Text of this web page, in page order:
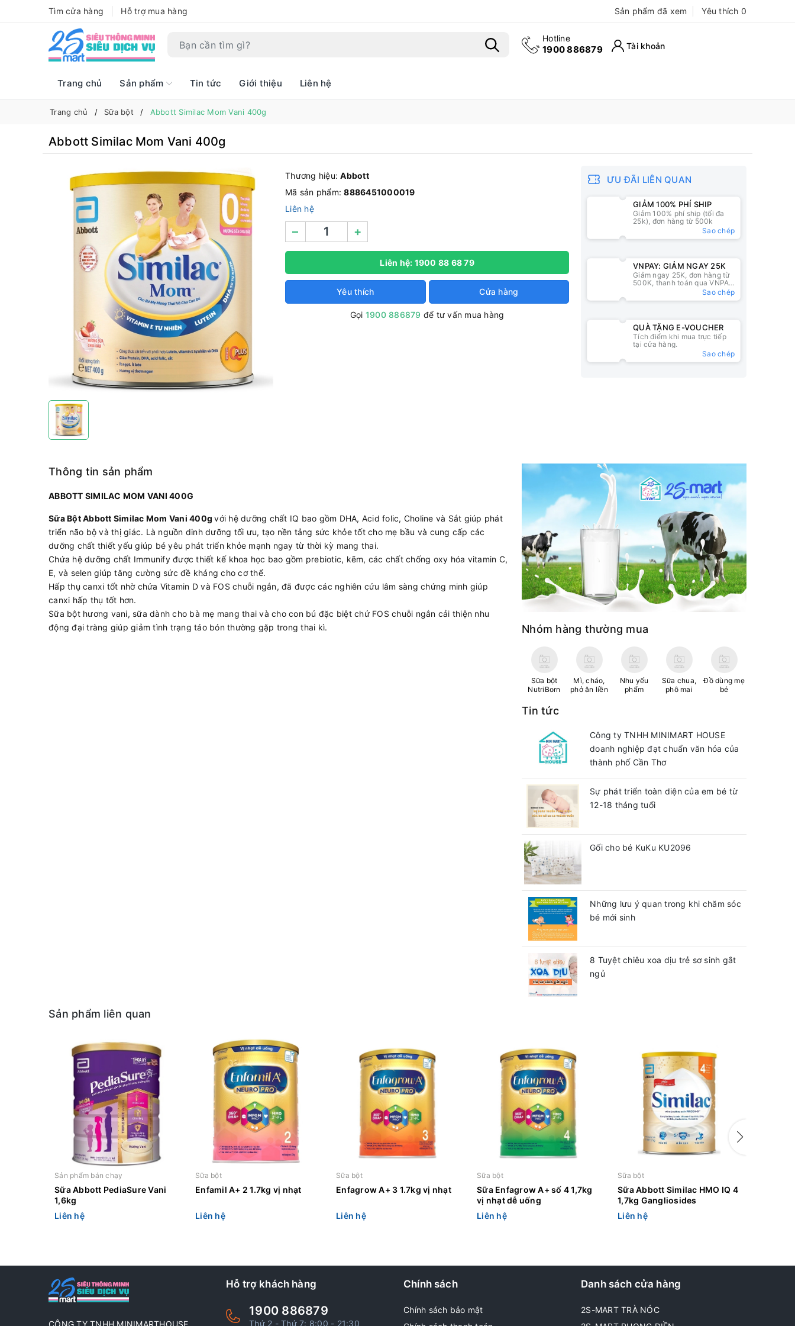
Tìm cửa hàng Hỗ trợ mua hàng Sản phẩm đã xem Yêu thích 0
Hotline
1900 886879 Tài khoản
Trang chủ Sản phẩm Tin tức Giới thiệu Liên hệ
Trang chủ Sữa bột Abbott Similac Mom Vani 400g
Abbott Similac Mom Vani 400g
Thương hiệu:Abbott
Mã sản phẩm:8886451000019
Liên hệ
– +
Liên hệ: 1900 88 68 79
Yêu thích Cửa hàng
Gọi 1900 886879 để tư vấn mua hàng
ƯU ĐÃI LIÊN QUAN
GIẢM 100% PHÍ SHIP
Giảm 100% phí ship (tối đa
25k), đơn hàng từ 500k
Sao chép
VNPAY: GIẢM NGAY 25K
Giảm ngay 25K, đơn hàng từ
500K, thanh toán qua VNPAY
Sao chép
QUÀ TẶNG E-VOUCHER
Tích điểm khi mua trực tiếp
tại cửa hàng.
Sao chép
Thông tin sản phẩm
ABBOTT SIMILAC MOM VANI 400G
Sữa Bột Abbott Similac Mom Vani 400gvới hệ dưỡng chất IQ bao gồm DHA, Acid folic, Choline và Sắt giúp phát
triển não bộ và thị giác. Là nguồn dinh dưỡng tối ưu, tạo nền tảng sức khỏe tốt cho mẹ bầu và cung cấp các
dưỡng chất thiết yếu giúp bé yêu phát triển khỏe mạnh ngay từ thời kỳ mang thai.
Chứa hệ dưỡng chất Immunify được thiết kế khoa học bao gồm prebiotic, kẽm, các chất chống oxy hóa vitamin C,
E, và selen giúp tăng cường sức đề kháng cho cơ thể.
Hấp thụ canxi tốt nhờ chứa Vitamin D và FOS chuỗi ngắn, đã được các nghiên cứu lâm sàng chứng minh giúp
canxi hấp thụ tốt hơn.
Sữa bột hương vani, sữa dành cho bà mẹ mang thai và cho con bú đặc biệt chứ FOS chuỗi ngắn cải thiện nhu
động đại tràng giúp giảm tình trạng táo bón thường gặp trong thai kì.
Nhóm hàng thường mua
Sữa bột
NutriBorn
Mì, cháo,
phở ăn liền
Nhu yếu
phẩm
Sữa chua,
phô mai
Đồ dùng mẹ
bé
Tin tức
Công ty TNHH MINIMART HOUSE
doanh nghiệp đạt chuẩn văn hóa của
thành phố Cần Thơ
Sự phát triển toàn diện của em bé từ
12-18 tháng tuổi
Gối cho bé KuKu KU2096
Những lưu ý quan trong khi chăm sóc
bé mới sinh
8 Tuyệt chiêu xoa dịu trẻ sơ sinh gắt
ngủ
Sản phẩm liên quan
Sản phẩm bán chạy
Sữa Abbott PediaSure Vani
1,6kg
Liên hệ
Sữa bột
Enfamil A+ 2 1.7kg vị nhạt
Liên hệ
Sữa bột
Enfagrow A+ 3 1.7kg vị nhạt
Liên hệ
Sữa bột
Sữa Enfagrow A+ số 4 1,7kg
vị nhạt dễ uống
Liên hệ
Sữa bột
Sữa Abbott Similac HMO IQ 4
1,7kg Gangliosides
Liên hệ
CÔNG TY TNHH MINIMARTHOUSE
Hỗ trợ khách hàng
1900 886879
Thứ 2 - Thứ 7: 8:00 - 21:30
Chính sách
Chính sách bảo mật
Danh sách cửa hàng
2S-MART TRÀ NÓC